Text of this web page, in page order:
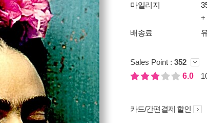
마일리지
+
배송료
Sales Point : 352
6.0
카드/간편결제 할인